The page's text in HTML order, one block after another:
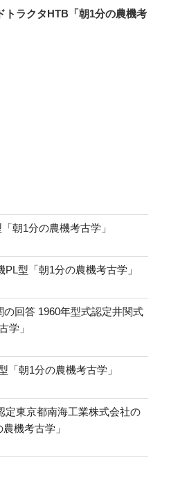
トラクタHTB「朝1分の農機考
朝1分の農機考古学」
型「朝1分の農機考古学」
回答 1960年型式認定井関式
学」
「朝1分の農機考古学」
定東京都南海工業株式会社の
機考古学」